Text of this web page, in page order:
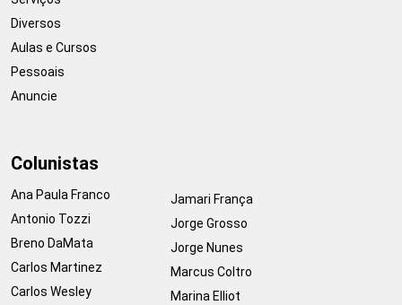
Diversos
Aulas e Cursos
Pessoais
Anuncie
Colunistas
Ana Paula Franco
Antonio Tozzi
Breno DaMata
Carlos Martinez
Carlos Wesley
Jamari França
Jorge Grosso
Jorge Nunes
Marcus Coltro
Marina Elliot